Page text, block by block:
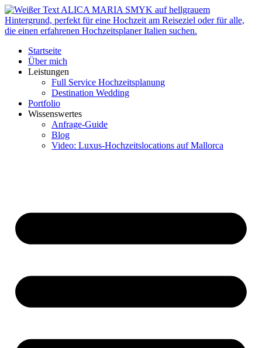
Zum
Inhalt
springen
Startseite
Über mich
Leistungen
Full Service Hochzeitsplanung
Destination Wedding
Portfolio
Wissenswertes
Anfrage-Guide
Blog
Video: Luxus-Hochzeitslocations auf Mallorca